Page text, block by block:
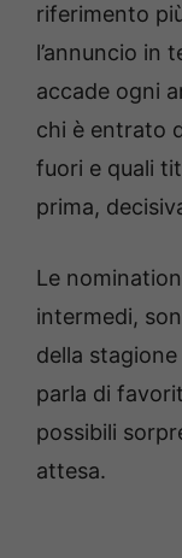
riferimento
l’annuncio in
accade ogni
chi è entrato
fuori e quali
prima,
Le
intermedi,
della
parla di
possibili
attesa.